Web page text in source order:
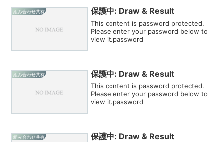
組み合わせ共有 保護中: Draw & Result
This content is password protected.
Please enter your password below to
view it.password
組み合わせ共有 保護中: Draw & Result
This content is password protected.
Please enter your password below to
view it.password
組み合わせ共有 保護中: Draw & Result